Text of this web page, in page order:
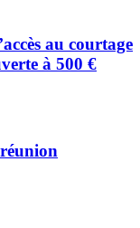
au courtage
à 500 €